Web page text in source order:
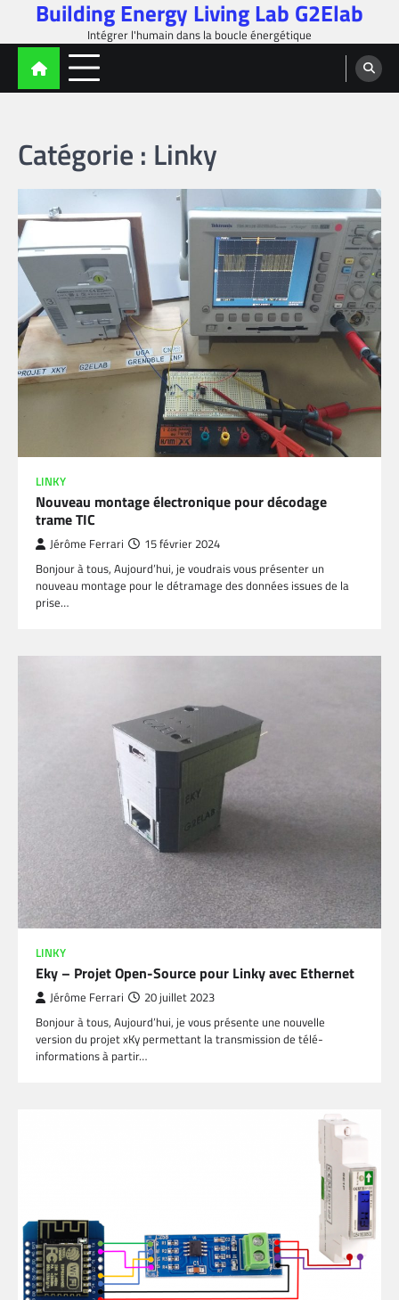
content
Building Energy Living Lab G2Elab
Intégrer l'humain dans la boucle énergétique
Catégorie : Linky
LINKY
Nouveau montage électronique pour décodage
trame TIC
Jérôme Ferrari 15 février 2024
Bonjour à tous, Aujourd’hui, je voudrais vous présenter un
nouveau montage pour le détramage des données issues de la
prise…
LINKY
Eky – Projet Open-Source pour Linky avec Ethernet
Jérôme Ferrari 20 juillet 2023
Bonjour à tous, Aujourd’hui, je vous présente une nouvelle
version du projet xKy permettant la transmission de télé-
informations à partir…